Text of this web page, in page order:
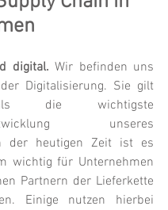
digital. Wir befinden uns
Digitalisierung. Sie gilt
die wichtigste
unseres
der heutigen Zeit ist es
wichtig für Unternehmen
Partnern der Lieferkette
Einige nutzen hierbei